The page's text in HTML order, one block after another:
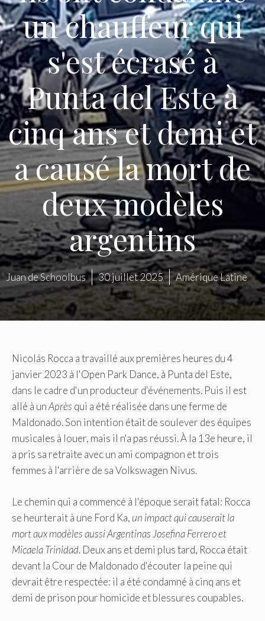
un chauffeur qui
s'est écrasé à
Punta del Este à
cinq ans et demi et
a causé la mort de
deux modèles
argentins
Juan de Schoolbus 30 juillet 2025 Amérique Latine
Nicolás Rocca a travaillé aux premières heures du 4
janvier 2023 à l'Open Park Dance, à Punta del Este,
dans le cadre d'un producteur d'événements. Puis il est
allé à unAprès qui a été réalisée dans une ferme de
Maldonado. Son intention était de soulever des équipes
musicales à louer, mais il n'a pas réussi. À la 13e heure, il
a pris sa retraite avec un ami compagnon et trois
femmes à l'arrière de sa Volkswagen Nivus.
Le chemin qui a commencé à l'époque serait fatal: Rocca
se heurterait à une Ford Ka, un impact quicauserait la
mort aux modèles aussi Argentinas Josefina Ferrero et
Micaela Trinidad. Deux ans et demi plus tard, Rocca était
devant la Cour de Maldonado d'écouter la peine qui
devrait être respectée: il a été condamné à cinq ans et
demi de prison pour homicide et blessures coupables.